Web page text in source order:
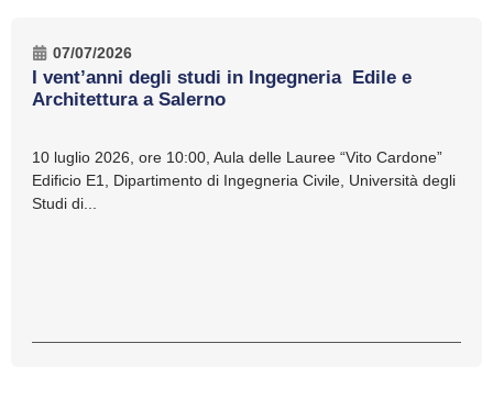
07/07/2026
I vent’anni degli studi in Ingegneria Edile e
Architettura a Salerno
10 luglio 2026, ore 10:00, Aula delle Lauree “Vito Cardone”
Edificio E1, Dipartimento di Ingegneria Civile, Università degli
Studi di...